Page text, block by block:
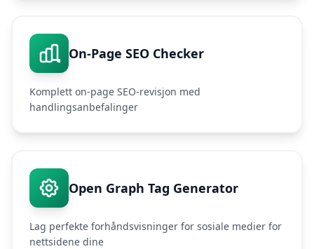
On-Page SEO Checker
Komplett on-page SEO-revisjon med
handlingsanbefalinger
Open Graph Tag Generator
Lag perfekte forhåndsvisninger for sosiale medier for
nettsidene dine